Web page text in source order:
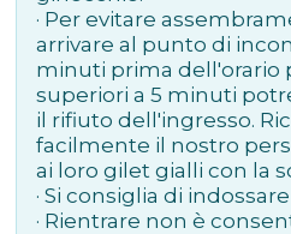
· Per evitare
arrivare al punto di
minuti prima dell'orario
superiori a 5 minuti
il rifiuto dell'ingresso.
facilmente il nostro
ai loro gilet gialli con la
· Si consiglia di
· Rientrare non è